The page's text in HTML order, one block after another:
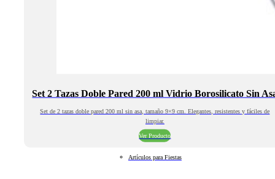
Set 2 Tazas Doble Pared 200 ml Vidrio Borosilicato Sin
Set de 2 tazas doble pared 200 ml sin asa, tamaño 9×9 cm. Elegantes, resistentes y fáciles de
limpiar.
Ver Producto
Artículos para Fiestas